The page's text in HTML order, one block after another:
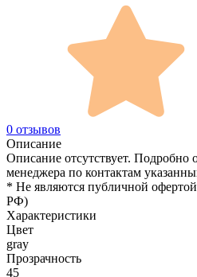
0 отзывов
Описание
Описание отсутствует. Подробно
менеджера по контактам
* Не являются публичной
РФ)
Характеристики
Цвет
gray
Прозрачность
45